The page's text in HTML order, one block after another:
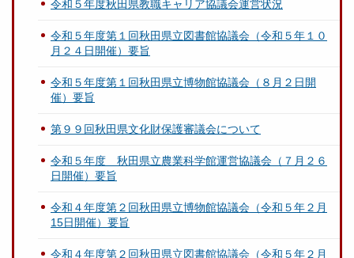
令和５年度秋田県教職キャリア協議会運営状況
令和５年度第１回秋田県立図書館協議会（令和５年１０
月２４日開催）要旨
令和５年度第１回秋田県立博物館協議会（８月２日開
催）要旨
第９９回秋田県文化財保護審議会について
令和５年度 秋田県立農業科学館運営協議会（７月２６
日開催）要旨
令和４年度第２回秋田県立博物館協議会（令和５年２月
15日開催）要旨
令和４年度第２回秋田県立図書館協議会（令和５年２月